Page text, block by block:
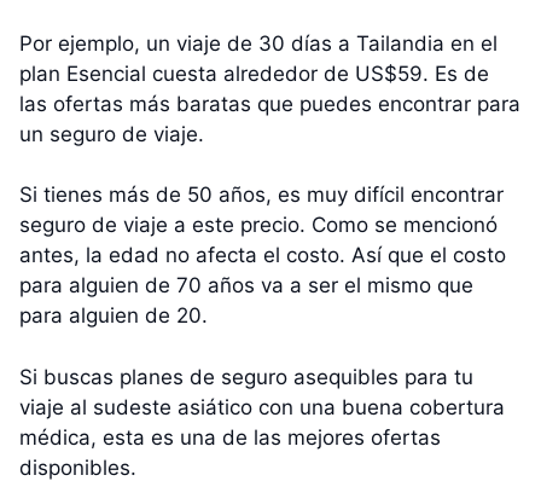
Por ejemplo, un viaje de 30 días a Tailandia en el
plan Esencial cuesta alrededor de US$59. Es de
las ofertas más baratas que puedes encontrar para
un seguro de viaje.
Si tienes más de 50 años, es muy difícil encontrar
seguro de viaje a este precio. Como se mencionó
antes, la edad no afecta el costo. Así que el costo
para alguien de 70 años va a ser el mismo que
para alguien de 20.
Si buscas planes de seguro asequibles para tu
viaje al sudeste asiático con una buena cobertura
médica, esta es una de las mejores ofertas
disponibles.